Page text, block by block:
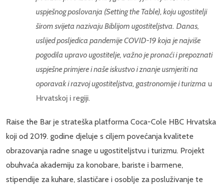
uspješnog poslovanja (Setting the Table), koju ugostitelji
širom svijeta nazivaju Biblijom ugostiteljstva. Danas,
uslijed posljedica pandemije COVID-19 koja je najviše
pogodila upravo ugostitelje, važno je pronaći i prepoznati
uspješne primjere i naše iskustvo i znanje usmjeriti na
oporavak i razvoj ugostiteljstva, gastronomije i turizma u
Hrvatskoj i regiji.
Raise the Bar je strateška platforma Coca-Cole HBC Hrvatska
koji od 2019. godine djeluje s ciljem povećanja kvalitete
obrazovanja radne snage u ugostiteljstvu i turizmu. Projekt
obuhvaća akademiju za konobare, bariste i barmene,
stipendije za kuhare, slastičare i osoblje za posluživanje te